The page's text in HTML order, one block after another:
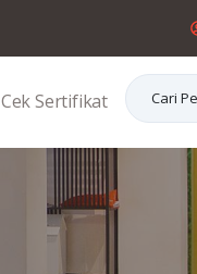
Cek Sertifikat